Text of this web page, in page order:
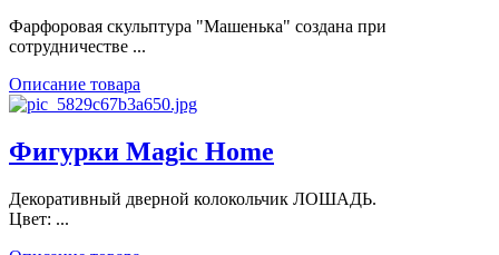
Фарфоровая скульптура "Машенька" создана при
сотрудничестве ...
Описание товара
Фигурки Magic Home
Декоративный дверной колокольчик ЛОШАДЬ.
Цвет: ...